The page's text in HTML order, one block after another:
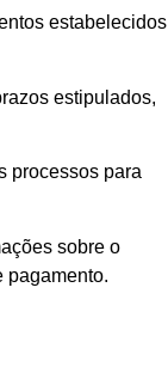
estabelecidos
estipulados,
processos para
sobre o
pagamento.